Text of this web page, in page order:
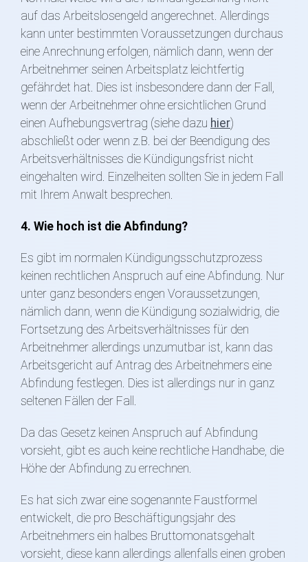
auf das Arbeitslosengeld angerechnet. Allerdings
kann unter bestimmten Voraussetzungen durchaus
eine Anrechnung erfolgen, nämlich dann, wenn der
Arbeitnehmer seinen Arbeitsplatz leichtfertig
gefährdet hat. Dies ist insbesondere dann der Fall,
wenn der Arbeitnehmer ohne ersichtlichen Grund
einen Aufhebungsvertrag (siehe dazu hier)
abschließt oder wenn z.B. bei der Beendigung des
Arbeitsverhältnisses die Kündigungsfrist nicht
eingehalten wird. Einzelheiten sollten Sie in jedem Fall
mit Ihrem Anwalt besprechen.
4. Wie hoch ist die Abfindung?
Es gibt im normalen Kündigungsschutzprozess
keinen rechtlichen Anspruch auf eine Abfindung. Nur
unter ganz besonders engen Voraussetzungen,
nämlich dann, wenn die Kündigung sozialwidrig, die
Fortsetzung des Arbeitsverhältnisses für den
Arbeitnehmer allerdings unzumutbar ist, kann das
Arbeitsgericht auf Antrag des Arbeitnehmers eine
Abfindung festlegen. Dies ist allerdings nur in ganz
seltenen Fällen der Fall.
Da das Gesetz keinen Anspruch auf Abfindung
vorsieht, gibt es auch keine rechtliche Handhabe, die
Höhe der Abfindung zu errechnen.
Es hat sich zwar eine sogenannte Faustformel
entwickelt, die pro Beschäftigungsjahr des
Arbeitnehmers ein halbes Bruttomonatsgehalt
vorsieht, diese kann allerdings allenfalls einen groben